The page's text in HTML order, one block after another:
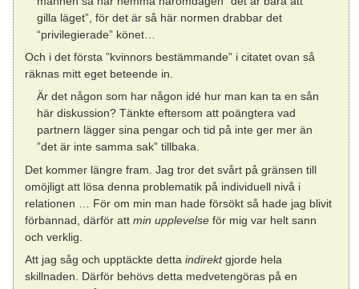
gilla läget”, för det är så här normen drabbar det
“privilegierade” könet…
Och i det första ”kvinnors bestämmande” i citatet ovan så
räknas mitt eget beteende in.
Är det någon som har någon idé hur man kan ta en sån
här diskussion? Tänkte eftersom att poängtera vad
partnern lägger sina pengar och tid på inte ger mer än
”det är inte samma sak” tillbaka.
Det kommer längre fram. Jag tror det svårt på gränsen till
omöjligt att lösa denna problematik på individuell nivå i
relationen … För om min man hade försökt så hade jag blivit
förbannad, därför attmin upplevelse för mig var helt sann
och verklig.
Att jag såg och upptäckte dettaindirektgjorde hela
skillnaden. Därför behövs detta medvetengöras på en